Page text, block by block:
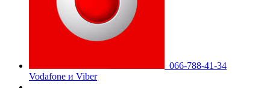
066-788-41-34
Vodafone и Viber